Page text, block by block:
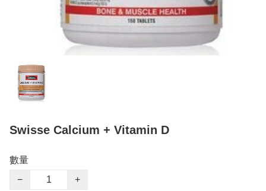
Swisse Calcium + Vitamin D
數量
−
+